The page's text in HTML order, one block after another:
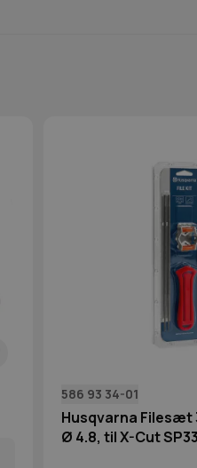
586 93 34-01
Husqvarna Filesæt
Ø 4.8, til X-Cut